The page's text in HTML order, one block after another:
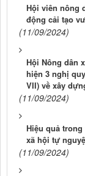
Hội viên nông
động cải tạo
(11/09/2024)
Hội Nông dân
hiện 3 nghị
VII) về xây
(11/09/2024)
Hiệu quả
xã hội tự
(11/09/2024)